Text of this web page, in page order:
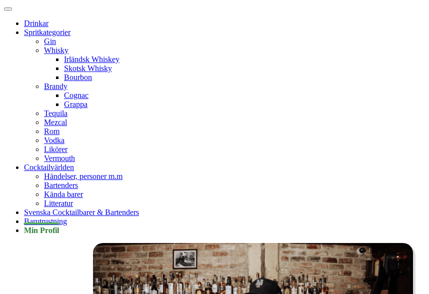
Drinkar
Spritkategorier
Gin
Whisky
Irländsk Whiskey
Skotsk Whisky
Bourbon
Brandy
Cognac
Grappa
Tequila
Mezcal
Rom
Vodka
Likörer
Vermouth
Cocktailvärlden
Händelser, personer m.m
Bartenders
Kända barer
Litteratur
Svenska Cocktailbarer & Bartenders
Barutrustning
Min Profil